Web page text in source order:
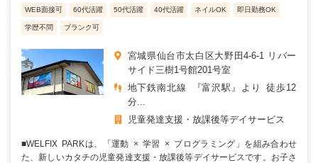
WEB面接可 60代活躍 50代活躍 40代活躍 ネイルOK 即日勤務OK
学歴不問 ブランク可
宮城県仙台市太白区大野田4-6-1 リバー
サイド三樹1号館201号室
地下鉄南北線 『富沢駅』より 徒歩12
分...
児童発達支援・放課後等デイサービス
■WELFIX PARKは、「運動 × 学習 × プログラミング」を組み合わせ
た、新しいカタチの児童発達支援・放課後等デイサービスです。お子さ